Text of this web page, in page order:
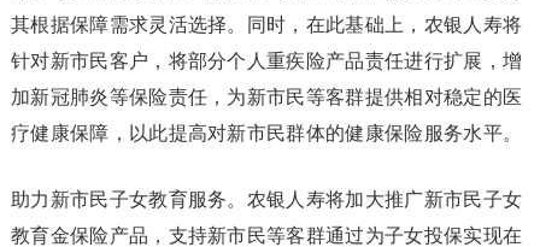
其根据保障需求灵活选择。同时，在此基础上，农银人寿将
针对新市民客户，将部分个人重疾险产品责任进行扩展，增
加新冠肺炎等保险责任，为新市民等客群提供相对稳定的医
疗健康保障，以此提高对新市民群体的健康保险服务水平。
助力新市民子女教育服务。农银人寿将加大推广新市民子女
教育金保险产品，支持新市民等客群通过为子女投保实现在